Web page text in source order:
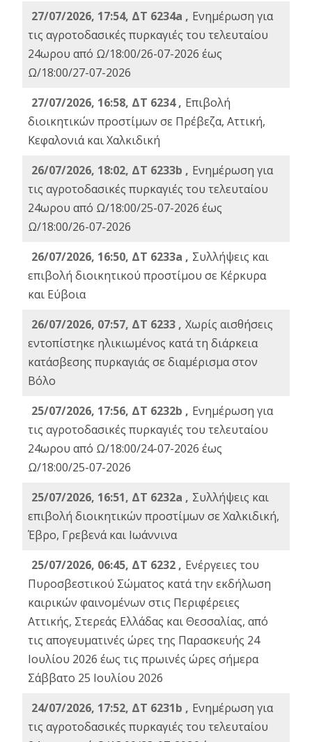
27/07/2026, 17:54, ΔΤ 6234a , Ενημέρωση για
τις αγροτοδασικές πυρκαγιές του τελευταίου
24ωρου από Ω/18:00/26-07-2026 έως
Ω/18:00/27-07-2026
27/07/2026, 16:58, ΔΤ 6234 , Eπιβολή
διοικητικών προστίμων σε Πρέβεζα, Αττική,
Κεφαλονιά και Χαλκιδική
26/07/2026, 18:02, ΔΤ 6233b , Ενημέρωση για
τις αγροτοδασικές πυρκαγιές του τελευταίου
24ωρου από Ω/18:00/25-07-2026 έως
Ω/18:00/26-07-2026
26/07/2026, 16:50, ΔΤ 6233a , Συλλήψεις και
επιβολή διοικητικού προστίμου σε Κέρκυρα
και Εύβοια
26/07/2026, 07:57, ΔΤ 6233 , Χωρίς αισθήσεις
εντοπίστηκε ηλικιωμένος κατά τη διάρκεια
κατάσβεσης πυρκαγιάς σε διαμέρισμα στον
Βόλο
25/07/2026, 17:56, ΔΤ 6232b , Ενημέρωση για
τις αγροτοδασικές πυρκαγιές του τελευταίου
24ωρου από Ω/18:00/24-07-2026 έως
Ω/18:00/25-07-2026
25/07/2026, 16:51, ΔΤ 6232a , Συλλήψεις και
επιβολή διοικητικών προστίμων σε Χαλκιδική,
Έβρο, Γρεβενά και Ιωάννινα
25/07/2026, 06:45, ΔΤ 6232 , Ενέργειες του
Πυροσβεστικού Σώματος κατά την εκδήλωση
καιρικών φαινομένων στις Περιφέρειες
Αττικής, Στερεάς Ελλάδας και Θεσσαλίας, από
τις απογευματινές ώρες της Παρασκευής 24
Ιουλίου 2026 έως τις πρωινές ώρες σήμερα
Σάββατο 25 Ιουλίου 2026
24/07/2026, 17:52, ΔΤ 6231b , Ενημέρωση για
τις αγροτοδασικές πυρκαγιές του τελευταίου